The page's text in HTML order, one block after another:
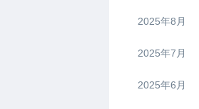
2025年8月
2025年7月
2025年6月